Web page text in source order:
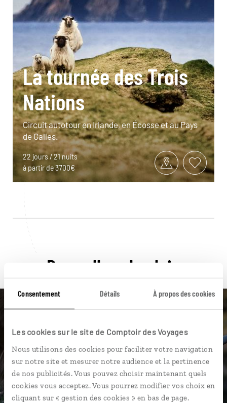
Consentement Détails À propos des cookies
Les cookies sur le site de Comptoir des Voyages
Nous utilisons des cookies pour faciliter votre navigation
sur notre site et mesurer notre audience et la pertinence
de nos publicités. Vous pouvez choisir maintenant quels
cookies vous acceptez. Vous pourrez modifier vos choix en
cliquant sur « gestion des cookies » en bas de page.
La tournée des Trois
Nations
Circuit autotour en Irlande, en Écosse et au Pays
de Galles.
22 jours / 21 nuits
à partir de 3700€
Pour aller plus loin
Nos 14 idées de voyage
Ecosse